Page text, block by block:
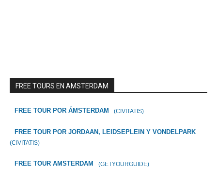
FREE TOURS EN AMSTERDAM
FREE TOUR POR ÁMSTERDAM (CIVITATIS)
FREE TOUR POR JORDAAN, LEIDSEPLEIN Y VONDELPARK
(CIVITATIS)
FREE TOUR AMSTERDAM (GETYOURGUIDE)